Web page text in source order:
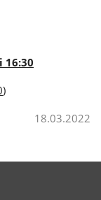
16:30
)
18.03.2022